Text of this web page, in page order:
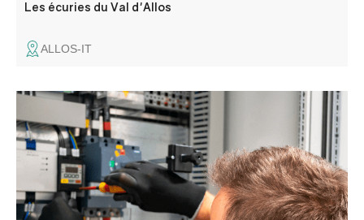
Les écuries du Val d'Allos
ALLOS-IT
Je propose un service d’installation, de maintenance et de
réparation de vos installations électrique, domestique,
domotique, photovoltaïque, en tout genre.